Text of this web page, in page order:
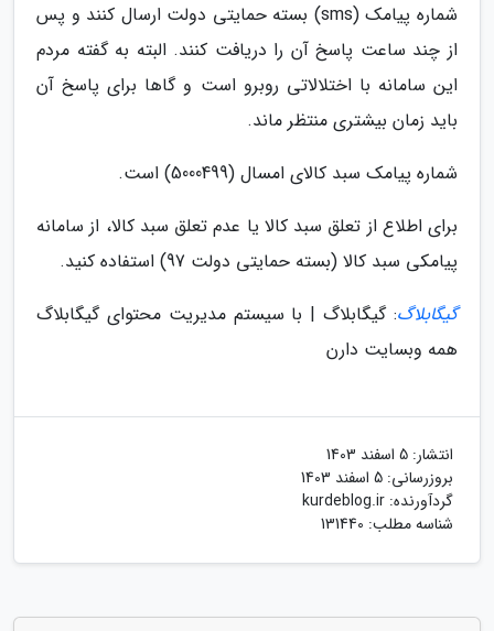
شماره پیامک (sms) بسته حمایتی دولت ارسال کنند و پس
از چند ساعت پاسخ آن را دریافت کنند. البته به گفته مردم
این سامانه با اختلالاتی روبرو است و گاها برای پاسخ آن
باید زمان بیشتری منتظر ماند.
شماره پیامک سبد کالای امسال (5000499) است.
برای اطلاع از تعلق سبد کالا یا عدم تعلق سبد کالا، از سامانه
پیامکی سبد کالا (بسته حمایتی دولت 97) استفاده کنید.
گیگابلاگ: گیگابلاگ | با سیستم مدیریت محتوای گیگابلاگ
همه وبسایت دارن
انتشار: 5 اسفند 1403
بروزرسانی: 5 اسفند 1403
گردآورنده: kurdeblog.ir
شناسه مطلب: 131440